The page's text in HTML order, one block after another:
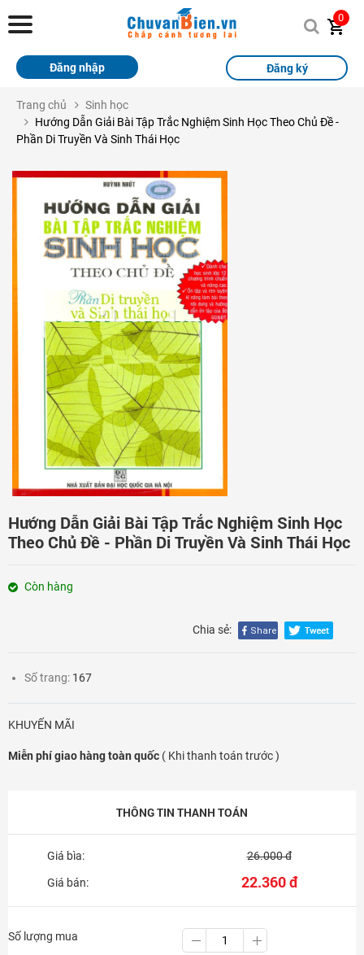
Chuvanbien.vn
Trang chủ
Sách
Tài liệu miễn phí
Học sinh xuất sắc
Giải bài tập
Tin tức
Liên hệ
Đăng nhập
0
Đăng ký
Đăng nhập
Trang chủ
Sinh học
Hướng Dẫn Giải Bài Tập Trắc Nghiệm Sinh Học Theo Chủ Đề -
Phần Di Truyền Và Sinh Thái Học
Hướng Dẫn Giải Bài Tập Trắc Nghiệm Sinh Học
Theo Chủ Đề - Phần Di Truyền Và Sinh Thái Học
Còn hàng
Chia sẻ:
Số trang: 167
KHUYẾN MÃI
Miễn phí giao hàng toàn quốc ( Khi thanh toán trước )
THÔNG TIN THANH TOÁN
Giá bìa:
Giá bán:
26.000 đ
22.360 đ
Số lượng mua